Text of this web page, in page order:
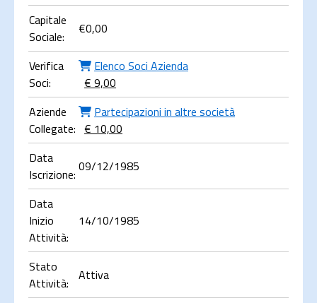
Capitale
Sociale:
€0,00
Verifica
Soci:
Elenco Soci Azienda
€ 9,00
Aziende
Collegate:
Partecipazioni in altre società
€ 10,00
Data
Iscrizione: 09/12/1985
Data
Inizio
Attività:
14/10/1985
Stato
Attività:
Attiva